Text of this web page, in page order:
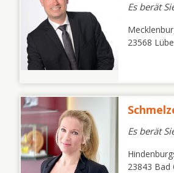
Es berät
23568
Es berät
23843 Bad